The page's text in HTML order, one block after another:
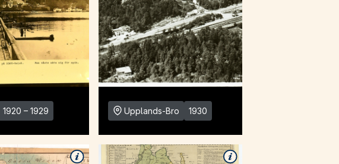
1920 – 1929 Upplands-Bro 1930